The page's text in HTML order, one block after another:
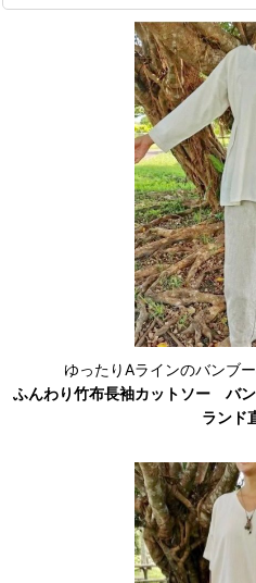
ゆったりAラインのバンブ
ふんわり竹布長袖カットソー
ランド